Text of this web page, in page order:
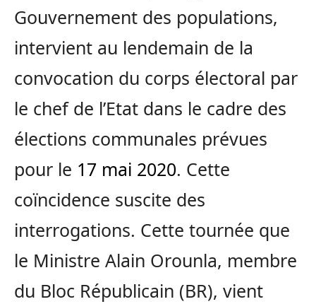
Gouvernement des populations,
intervient au lendemain de la
convocation du corps électoral par
le chef de l’Etat dans le cadre des
élections communales prévues
pour le 17 mai 2020. Cette
coïncidence suscite des
interrogations. Cette tournée que
le Ministre Alain Orounla, membre
du Bloc Républicain (BR), vient